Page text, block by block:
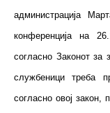
администрација
конференција на
согласно Законот за
службеници треба
согласно овој закон,